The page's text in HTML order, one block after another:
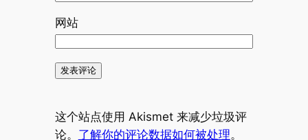
网站
这个站点使用 Akismet 来减少垃圾评
论。 了解你的评论数据如何被处理。